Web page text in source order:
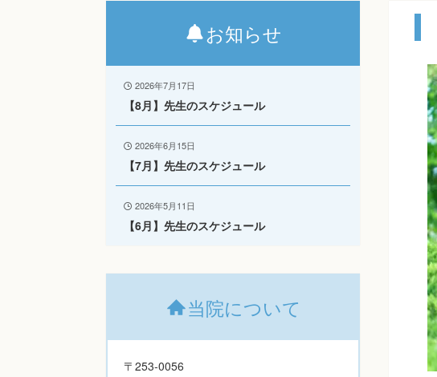
お知らせ
2026年7月17日
【8月】先生のスケジュール
2026年6月15日
【7月】先生のスケジュール
2026年5月11日
【6月】先生のスケジュール
当院について
〒253-0056